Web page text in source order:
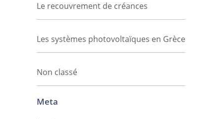
Le recouvrement de créances
Les systèmes photovoltaïques en Grèce
Non classé
Meta